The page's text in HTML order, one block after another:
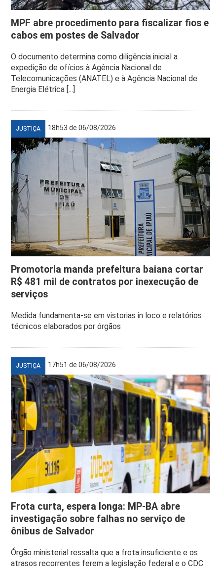
MPF abre procedimento para fiscalizar fios e
cabos em postes de Salvador
O documento determina como diligência inicial a
expedição de ofícios à Agência Nacional de
Telecomunicações (ANATEL) e à Agência Nacional de
Energia Elétrica [...]
JUSTIÇA 18h53 de 06/08/2026
Promotoria manda prefeitura baiana cortar
R$ 481 mil de contratos por inexecução de
serviços
Medida fundamenta-se em vistorias in loco e relatórios
técnicos elaborados por órgãos
JUSTIÇA 17h51 de 06/08/2026
Frota curta, espera longa: MP-BA abre
investigação sobre falhas no serviço de
ônibus de Salvador
Órgão ministerial ressalta que a frota insuficiente e os
atrasos recorrentes ferem a legislação federal e o CDC